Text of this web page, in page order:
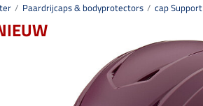
Paardrijcaps & bodyprotectors cap Support